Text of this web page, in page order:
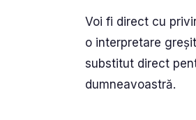
Voi fi direct cu
o interpretare
substitut direct
dumneavoastră.